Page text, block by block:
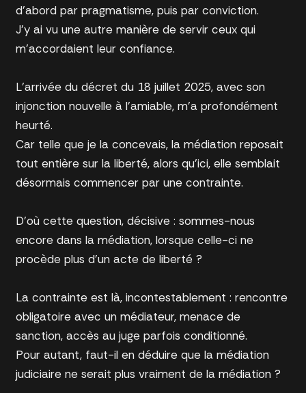
d’abord par pragmatisme, puis par conviction.
J’y ai vu une autre manière de servir ceux qui
m’accordaient leur confiance.
L’arrivée du décret du 18 juillet 2025, avec son
injonction nouvelle à l’amiable, m’a profondément
heurté.
Car telle que je la concevais, la médiation reposait
tout entière sur la liberté, alors qu’ici, elle semblait
désormais commencer par une contrainte.
D’où cette question, décisive : sommes-nous
encore dans la médiation, lorsque celle-ci ne
procède plus d’un acte de liberté ?
La contrainte est là, incontestablement : rencontre
obligatoire avec un médiateur, menace de
sanction, accès au juge parfois conditionné.
Pour autant, faut-il en déduire que la médiation
judiciaire ne serait plus vraiment de la médiation ?